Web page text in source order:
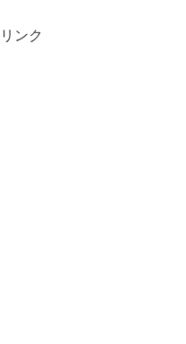
ンク